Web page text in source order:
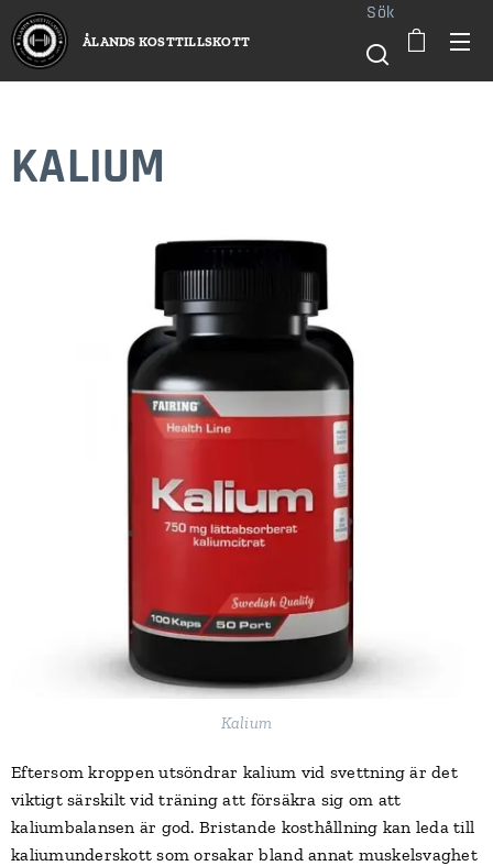
ÅLANDS KOSTTILLSKOTT
Sök
KALIUM
Kalium
Eftersom kroppen utsöndrar kalium vid svettning är det
viktigt särskilt vid träning att försäkra sig om att
kaliumbalansen är god. Bristande kosthållning kan leda till
kaliumunderskott som orsakar bland annat muskelsvaghet